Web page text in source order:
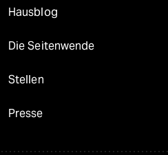
Hausblog
Die Seitenwende
Stellen
Presse